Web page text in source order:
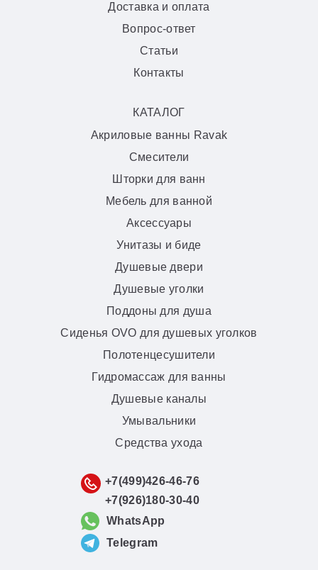
Доставка и оплата
Вопрос-ответ
Статьи
Контакты
КАТАЛОГ
Акриловые ванны Ravak
Смесители
Шторки для ванн
Мебель для ванной
Аксессуары
Унитазы и биде
Душевые двери
Душевые уголки
Поддоны для душа
Сиденья OVO для душевых уголков
Полотенцесушители
Гидромассаж для ванны
Душевые каналы
Умывальники
Средства ухода
+7(499)426-46-76
+7(926)180-30-40
WhatsApp
Telegram